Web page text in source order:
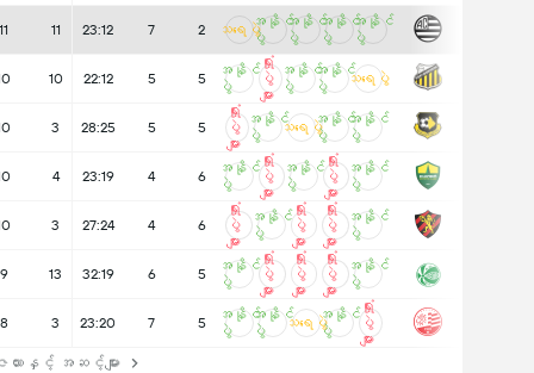
11 11 23:12 7 2 သရေပွဲအနိုင်
ပွဲ
အနိုင်
ပွဲ
အနိုင်
ပွဲ
အနိုင်
ပွဲ
10 22:12 5 5
အနိုင်
ပွဲ
ရှုံး
ပွဲ
များ
အနိုင်
ပွဲ
အနိုင်
ပွဲ
သရေပွဲ
3 28:25 5 5
ရှုံး
ပွဲ
များ
အနိုင်
ပွဲ
သရေပွဲအနိုင်
ပွဲ
အနိုင်
ပွဲ
4 23:19 4 6
အနိုင်
ပွဲ
ရှုံး
ပွဲ
များ
အနိုင်
ပွဲ
ရှုံး
ပွဲ
များ
အနိုင်
ပွဲ
3 27:24 4 6
ရှုံး
ပွဲ
များ
အနိုင်
ပွဲ
ရှုံး
ပွဲ
များ
ရှုံး
ပွဲ
များ
အနိုင်
ပွဲ
9 13 32:19 6 5
အနိုင်
ပွဲ
ရှုံး
ပွဲ
များ
ရှုံး
ပွဲ
များ
ရှုံး
ပွဲ
များ
အနိုင်
ပွဲ
8 3 23:20 7 5
အနိုင်
ပွဲ
အနိုင်
ပွဲ
သရေပွဲအနိုင်
ပွဲ
ရှုံး
ပွဲ
များ
ားနှင့် အဆင့်များ